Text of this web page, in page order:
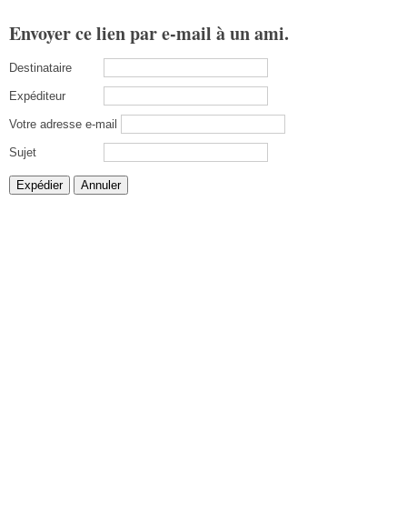
Envoyer ce lien par e-mail à un ami.
Destinataire
Expéditeur
Votre adresse e-mail
Sujet
Expédier Annuler